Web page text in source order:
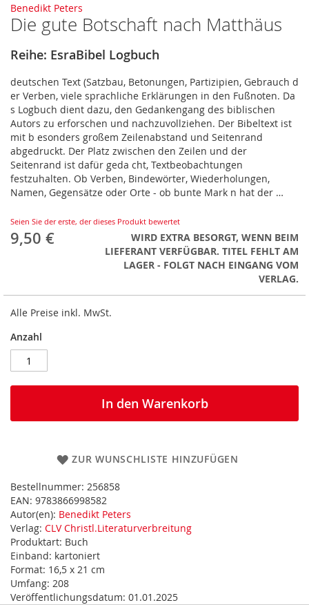
Benedikt Peters
Die gute Botschaft nach Matthäus
Reihe: EsraBibel Logbuch
deutschen Text (Satzbau, Betonungen, Partizipien, Gebrauch d
er Verben, viele sprachliche Erklärungen in den Fußnoten. Da
s Logbuch dient dazu, den Gedankengang des biblischen
Autors zu erforschen und nachzuvollziehen. Der Bibeltext ist
mit b esonders großem Zeilenabstand und Seitenrand
abgedruckt. Der Platz zwischen den Zeilen und der
Seitenrand ist dafür geda cht, Textbeobachtungen
festzuhalten. Ob Verben, Bindewörter, Wiederholungen,
Namen, Gegensätze oder Orte - ob bunte Mark n hat der …
Seien Sie der erste, der dieses Produkt bewertet
9,50 €
WIRD EXTRA BESORGT, WENN BEIM
LIEFERANT VERFÜGBAR. TITEL FEHLT AM
LAGER - FOLGT NACH EINGANG VOM
VERLAG.
Alle Preise inkl. MwSt.
Anzahl
In den Warenkorb
ZUR WUNSCHLISTE HINZUFÜGEN
Bestellnummer: 256858
EAN: 9783866998582
Autor(en): Benedikt Peters
Verlag: CLV Christl.Literaturverbreitung
Produktart: Buch
Einband: kartoniert
Format: 16,5 x 21 cm
Umfang: 208
Veröffentlichungsdatum: 01.01.2025
Zum
Anfang
der
Bildergalerie
springen